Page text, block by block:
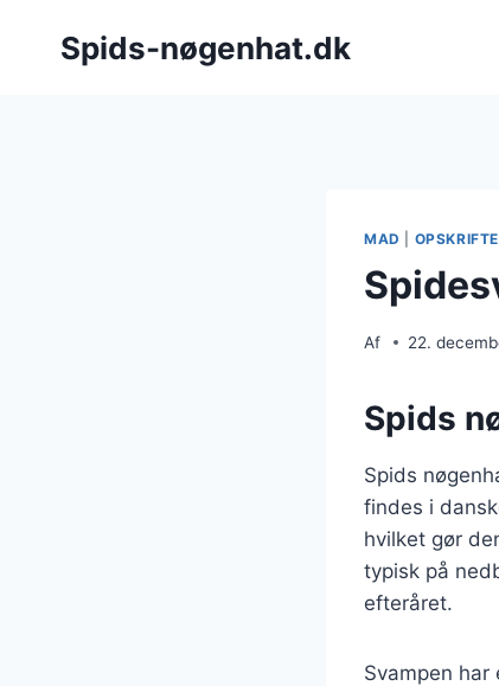
Spids-nøgenhat.dk
MAD
Af 22.
Spids
Spids
findes i
hvilket gør
typisk på
efteråret.
Svampen